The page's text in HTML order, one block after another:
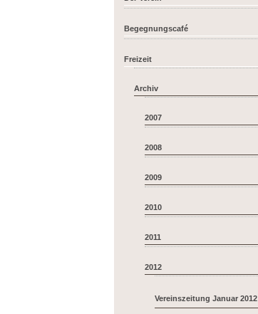
Begegnungscafé
Freizeit
Archiv
2007
2008
2009
2010
2011
2012
Vereinszeitung Januar 2012